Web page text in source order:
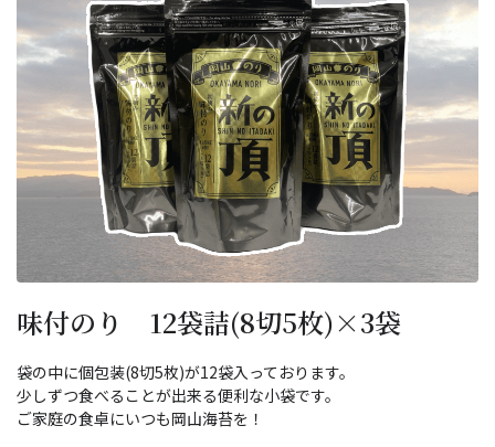
味付のり 12袋詰(8切5枚)×3袋
袋の中に個包装(8切5枚)が12袋入っております。
少しずつ食べることが出来る便利な小袋です。
ご家庭の食卓にいつも岡山海苔を！